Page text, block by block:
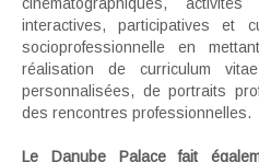
interactives, participatives et
socioprofessionnelle en
réalisation de curriculum
personnalisées, de portraits
des rencontres professionnelles.
Le Danube Palace fait